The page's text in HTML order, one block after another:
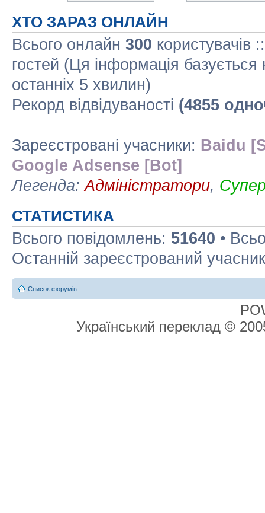
ХТО ЗАРАЗ ОНЛАЙН
Всього онлайн 300 користувачів
гостей (Ця інформація базується
останніх 5 хвилин)
Рекорд відвідуваності (4855
Зареєстровані учасники: Baidu
Google Adsense [Bot]
Легенда:Адміністратори,
СТАТИСТИКА
Всього повідомлень: 51640 •
Останній зареєстрований
Список форумів
Український переклад ©